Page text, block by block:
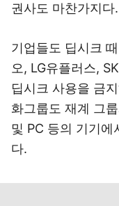
권사도 마찬가지다.
기업들도 딥시크
오, LG유플러스,
딥시크 사용을 금
화그룹도 재계 그
및 PC 등의 기기
다.